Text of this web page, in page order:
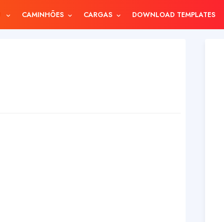
CAMINHÕES CARGAS DOWNLOAD TEMPLATES